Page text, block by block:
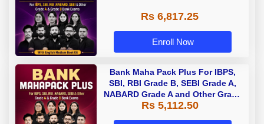
Rs 6,817.25
Enroll Now
Bank Maha Pack Plus For IBPS,
SBI, RBI Grade B, SEBI Grade A,
NABARD Grade A and Other Grade
A & Grade B Bank Exams
Rs 5,112.50